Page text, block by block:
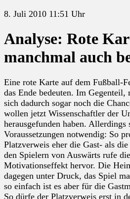
8. Juli 2010 11:51 Uhr
Analyse: Rote
manchmal auch
Eine rote Karte auf dem Fußball-
das Ende bedeuten. Im Gegenteil,
sich dadurch sogar noch die
wollen jetzt Wissenschaftler der
herausgefunden haben.
Voraussetzungen notwendig: So
Platzverweis eher die Gast- als
den Spielern von Auswärts rufe
Motivationseffekt hervor. Die
dagegen unter Druck, das Spiel
so einfach ist es aber für die
So dürfe der Platzverweis erst in